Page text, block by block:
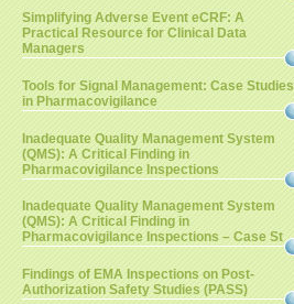
Simplifying Adverse Event eCRF: A
Practical Resource for Clinical Data
Managers
Tools for Signal Management: Case Studies
in Pharmacovigilance
Inadequate Quality Management System
(QMS): A Critical Finding in
Pharmacovigilance Inspections
Inadequate Quality Management System
(QMS): A Critical Finding in
Pharmacovigilance Inspections – Case St
Findings of EMA Inspections on Post-
Authorization Safety Studies (PASS)